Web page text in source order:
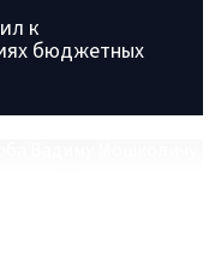
к
бюджетных